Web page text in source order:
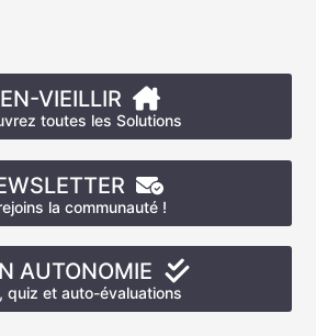
VIEILLIR
toutes les Solutions
la communauté !
AUTONOMIE
quiz et auto-évaluations